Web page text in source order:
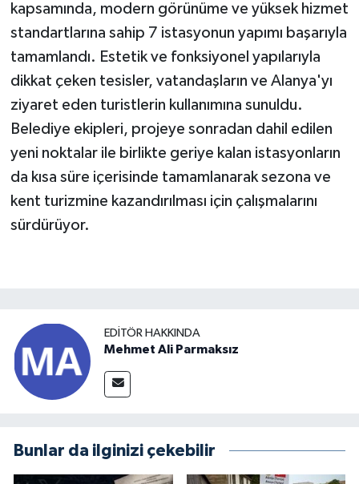
kapsamında, modern görünüme ve yüksek hizmet
standartlarına sahip 7 istasyonun yapımı başarıyla
tamamlandı. Estetik ve fonksiyonel yapılarıyla
dikkat çeken tesisler, vatandaşların ve Alanya'yı
ziyaret eden turistlerin kullanımına sunuldu.
Belediye ekipleri, projeye sonradan dahil edilen
yeni noktalar ile birlikte geriye kalan istasyonların
da kısa süre içerisinde tamamlanarak sezona ve
kent turizmine kazandırılması için çalışmalarını
sürdürüyor.
EDITÖR HAKKINDA
Mehmet Ali Parmaksız
Bunlar da ilginizi çekebilir